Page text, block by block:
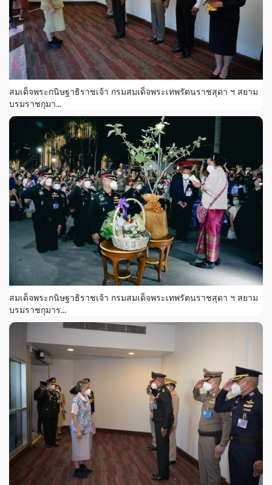
สมเด็จพระกนิษฐาธิราชเจ้า กรมสมเด็จพระเทพรัตนราชสุดา ฯ สยาม
บรมราชกุมา...
สมเด็จพระกนิษฐาธิราชเจ้า กรมสมเด็จพระเทพรัตนราชสุดา ฯ สยาม
บรมราชกุมาร...